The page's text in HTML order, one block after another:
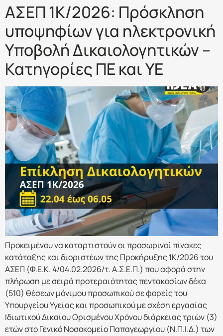
ΑΣΕΠ 1Κ/2026: Πρόσκληση
υποψηφίων για ηλεκτρονική
Υποβολή Δικαιολογητικών –
Κατηγορίες ΠΕ και ΥΕ
Προκειμένου να καταρτιστούν οι προσωρινοί πίνακες
κατάταξης και διοριστέων της Προκήρυξης 1Κ/2026 του
ΑΣΕΠ (Φ.Ε.Κ. 4/04.02.2026/τ. Α.Σ.Ε.Π.) που αφορά στην
πλήρωση με σειρά προτεραιότητας πεντακοσίων δέκα
(510) θέσεων μόνιμου προσωπικού σε φορείς του
Υπουργείου Υγείας και προσωπικού με σχέση εργασίας
Ιδιωτικού Δικαίου Ορισμένου Χρόνου διάρκειας τριών (3)
ετών στο Γενικό Νοσοκομείο Παπαγεωργίου (Ν.Π.Ι.Δ.) των